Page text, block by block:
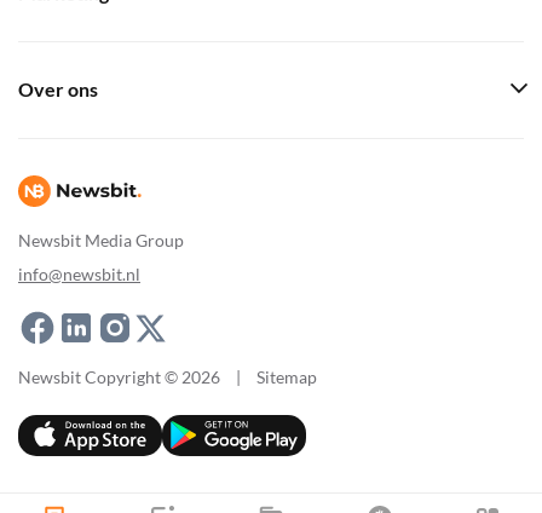
Newsbit Media Group
info@newsbit.nl
Over ons
Newsbit Copyright © 2026 | Sitemap